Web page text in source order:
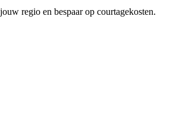
regio en bespaar op courtagekosten.